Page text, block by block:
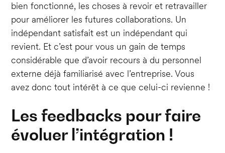
bien fonctionné, les choses à revoir et retravailler
pour améliorer les futures collaborations. Un
indépendant satisfait est un indépendant qui
revient. Et c’est pour vous un gain de temps
considérable que d’avoir recours à du personnel
externe déjà familiarisé avec l’entreprise. Vous
avez donc tout intérêt à ce que celui-ci revienne !
Les feedbacks pour faire
évoluer l’intégration !